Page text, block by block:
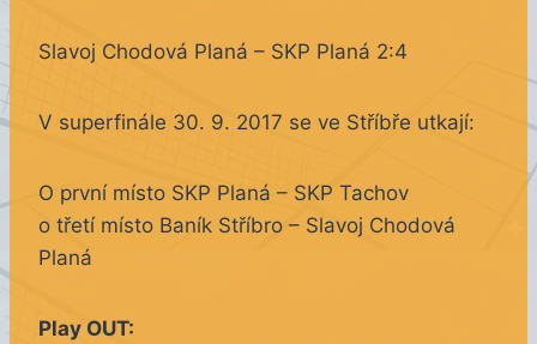
Slavoj Chodová Planá – SKP Planá 2:4
V superfinále 30. 9. 2017 se ve Stříbře utkají:
O první místo SKP Planá – SKP Tachov
o třetí místo Baník Stříbro – Slavoj Chodová
Planá
Play OUT: